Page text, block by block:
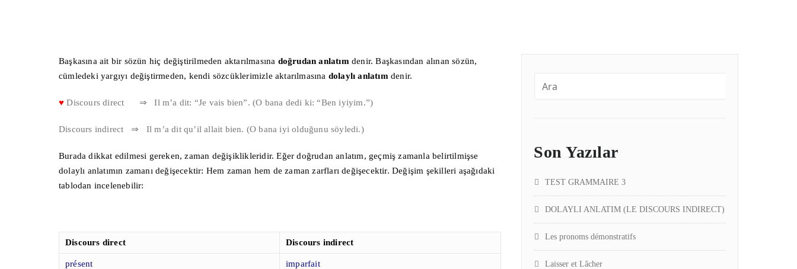
Başkasına ait bir sözün hiç değiştirilmeden aktarılmasına doğrudan anlatım denir. Başkasından alınan sözün,
cümledeki yargıyı değiştirmeden, kendi sözcüklerimizle aktarılmasına dolaylı anlatım denir.
♥ Discours direct ⇒ Il m’a dit: “Je vais bien”. (O bana dedi ki: “Ben iyiyim.”)
Discours indirect ⇒ Il m’a dit qu’il allait bien. (O bana iyi olduğunu söyledi.)
Burada dikkat edilmesi gereken, zaman değişiklikleridir. Eğer doğrudan anlatım, geçmiş zamanla belirtilmişse
dolaylı anlatımın zamanı değişecektir: Hem zaman hem de zaman zarfları değişecektir. Değişim şekilleri aşağıdaki
tablodan incelenebilir:
Discours direct Discours indirect
présent
imparfait
Son Yazılar
TEST GRAMMAIRE 3
DOLAYLI ANLATIM (LE DISCOURS INDIRECT)
Les pronoms démonstratifs
Laisser et Lâcher